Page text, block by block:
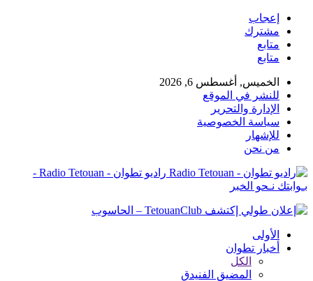
إعجاب
مشترك
متابع
متابع
الخميس, أغسطس 6, 2026
للنشر في الموقع
الإدارة والتحرير
سياسة الخصوصية
للإشهار
من نحن
راديو تطوان - Radio Tetouan -
بـوابتك نـحو الخبر
الأولى
أخبار تطوان
الكل
المضيق الفنيدق